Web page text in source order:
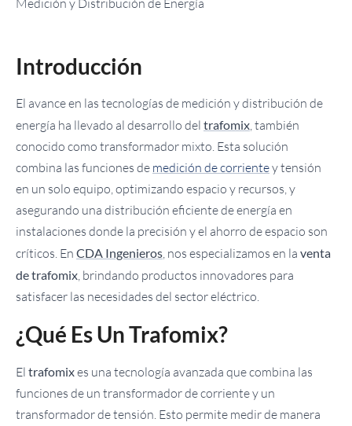
Introducción
El avance en las tecnologías de medición y distribución de
energía ha llevado al desarrollo del trafomix , también
conocido como transformador mixto. Esta solución
combina las funciones de medición de corrientey tensión
en un solo equipo, optimizando espacio y recursos, y
asegurando una distribución eficiente de energía en
instalaciones donde la precisión y el ahorro de espacio son
críticos. En CDA Ingenieros , nos especializamos en la venta
de trafomix , brindando productos innovadores para
satisfacer las necesidades del sector eléctrico.
¿Qué Es Un Trafomix?
El trafomixes una tecnología avanzada que combina las
funciones de un transformador de corriente y un
transformador de tensión. Esto permite medir de manera